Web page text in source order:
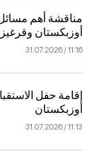
مناقشة أهم مسائل
أوزبكستان
11:16 / 31.07.2026
إقامة حفل
أوزبكستان
11:13 / 31.07.2026